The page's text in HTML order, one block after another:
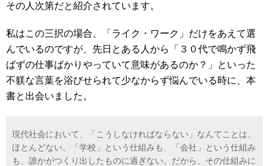
その人次第だと紹介されています。
私はこの三択の場合、「ライク・ワーク」だけをあえて選
んでいるのですが、先日とある人から「３０代で鳴かず飛
ばずの仕事ばかりやっていて意味があるのか？」といった
不躾な言葉を浴びせられて少なからず悩んでいる時に、本
書と出会いました。
現代社会において、「こうしなければならない」なんてことは、
ほとんどない。「学校」という仕組みも、「会社」という仕組み
も、誰かがつくり出したものに過ぎない。だから、その仕組みに